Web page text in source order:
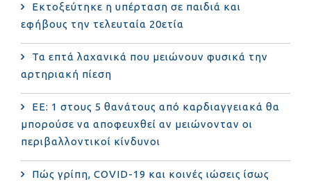
Εκτοξεύτηκε η υπέρταση σε παιδιά και
εφήβους την τελευταία 20ετία
Τα επτά λαχανικά που μειώνουν φυσικά την
αρτηριακή πίεση
ΕΕ: 1 στους 5 θανάτους από καρδιαγγειακά θα
μπορούσε να αποφευχθεί αν μειώνονταν οι
περιβαλλοντικοί κίνδυνοι
Πώς γρίπη, COVID-19 και κοινές ιώσεις ίσως